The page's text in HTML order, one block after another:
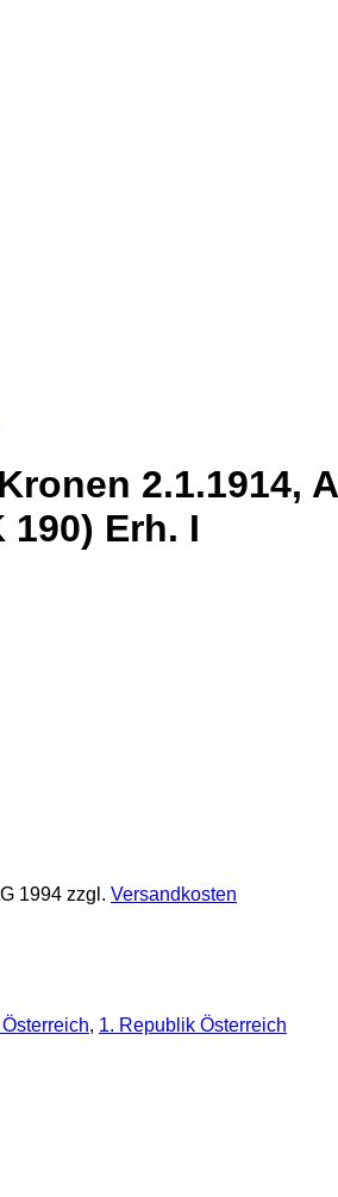
2.1.1914,
190) Erh. I
1994 zzgl. Versandkosten
, 1. Republik Österreich